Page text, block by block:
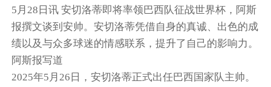
5月28日讯 安切洛蒂即将率领巴西队征战世界杯，阿斯
报撰文谈到安帅。安切洛蒂凭借自身的真诚、出色的成
绩以及与众多球迷的情感联系，提升了自己的影响力。
阿斯报写道
2025年5月26日，安切洛蒂正式出任巴西国家队主帅。